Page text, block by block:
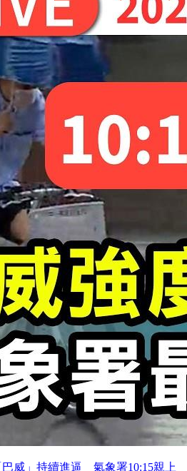
威」持續進逼 氣象署10:15親上